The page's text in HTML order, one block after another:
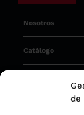
de
Nosotros
Catálogo